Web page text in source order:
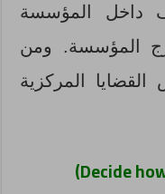
داخل المؤسسة
المؤسسة. ومن
المركزية